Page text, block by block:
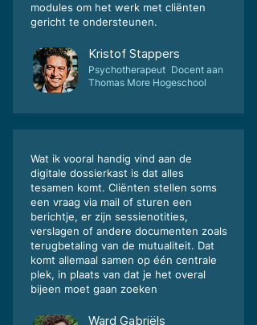
modules om het werk met cliënten
gericht te ondersteunen.
Kristof Stappers
Psychotherapeut Docent aan
Thomas More Hogeschool
Wat ik vooral handig vind aan de
digitale dossierkast is dat alles
tesamen komt. Cliënten stellen soms
een vraag via mail of sturen een
berichtje, er zijn sessienotities,
verslagen of andere documenten zoals
terugbetaling van de mutualiteit. Dat
komt allemaal samen op één centrale
plek, in plaats van dat je het overal
bijeen moet gaan zoeken
Ward Gabriëls